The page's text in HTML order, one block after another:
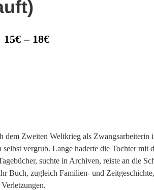
15€ – 18€
Zweiten Weltkrieg als Zwangsarbeiterin
vergrub. Lange haderte die Tochter mit
suchte in Archiven, reiste an die
Buch, zugleich Familien- und Zeitgeschichte,